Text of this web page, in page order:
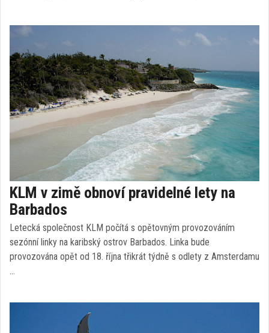
KLM v zimě obnoví pravidelné lety na
Barbados
Letecká společnost KLM počítá s opětovným provozováním
sezónní linky na karibský ostrov Barbados. Linka bude
provozována opět od 18. října třikrát týdně s odlety z Amsterdamu
…